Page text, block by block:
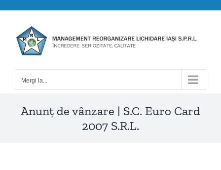
content
Mergi la...
Anunț de vânzare | S.C. Euro Card
2007 S.R.L.